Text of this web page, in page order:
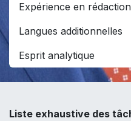
Expérience en
Langues additionnelles
Esprit analytique
Liste exhaustive des